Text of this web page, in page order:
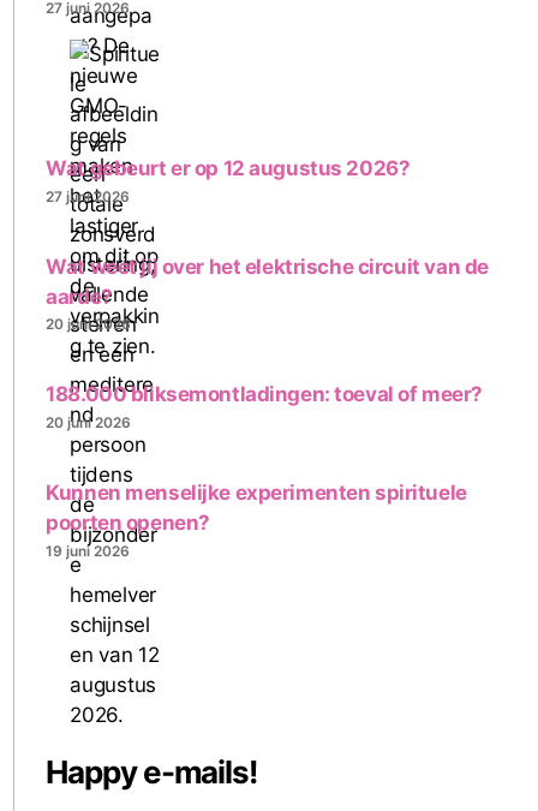
27 juni 2026
Wat gebeurt er op 12 augustus 2026?
27 juni 2026
Wat weet jij over het elektrische circuit van de
aarde?
20 juni 2026
188.000 bliksemontladingen: toeval of meer?
20 juni 2026
Kunnen menselijke experimenten spirituele
poorten openen?
19 juni 2026
Happy e-mails!